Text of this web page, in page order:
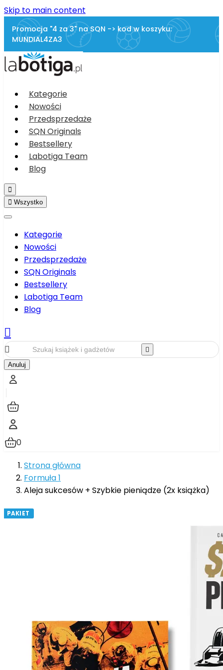
Skip to main content
Promocja "4 za 3" na SQN -> kod w koszyku:
MUNDIAL4ZA3
Kategorie
Nowości
Przedsprzedaże
SQN Originals
Bestsellery
Labotiga Team
Blog

 Wszystko
Kategorie
Nowości
Przedsprzedaże
SQN Originals
Bestsellery
Labotiga Team
Blog



Anuluj
0
Strona główna
Formuła 1
Aleja sukcesów + Szybkie pieniądze (2x książka)
PAKIET